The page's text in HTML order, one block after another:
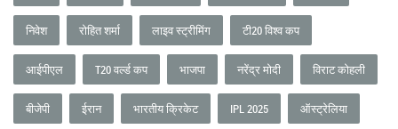
निवेश रोहित शर्मा लाइव स्ट्रीमिंग टी20 विश्व कप
आईपीएल T20 वर्ल्ड कप भाजपा नरेंद्र मोदी विराट कोहली
बीजेपी ईरान भारतीय क्रिकेट IPL 2025 ऑस्ट्रेलिया